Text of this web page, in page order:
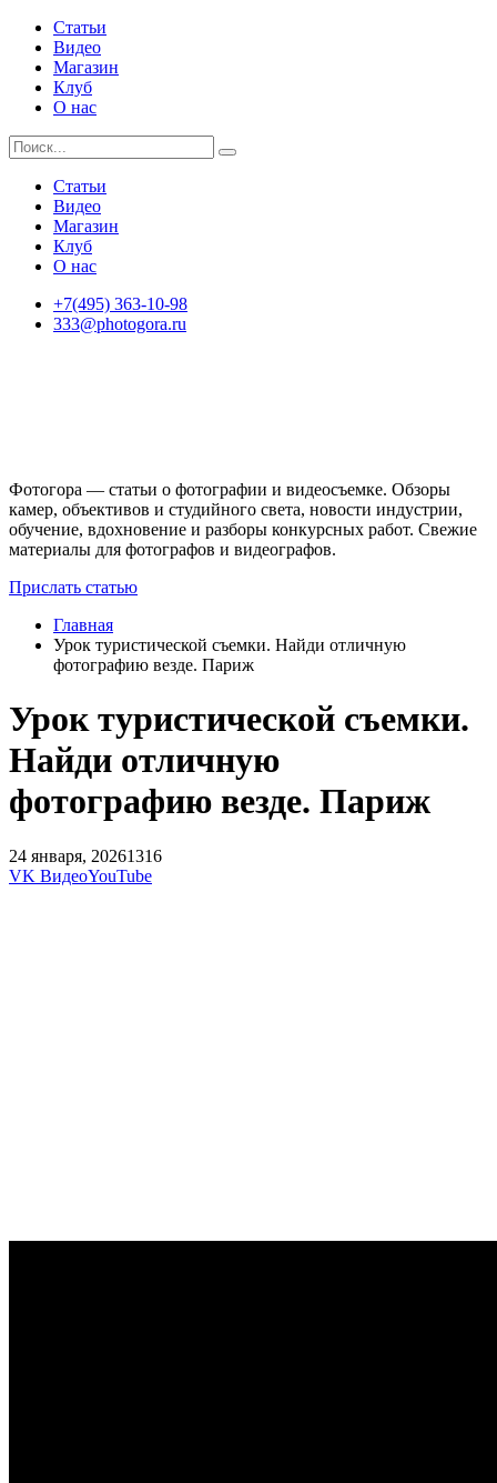
Статьи
Видео
Магазин
Клуб
О нас
Статьи
Видео
Магазин
Клуб
О нас
+7(495) 363-10-98
333@photogora.ru
Фотогора — статьи о фотографии и видеосъемке. Обзоры
камер, объективов и студийного света, новости индустрии,
обучение, вдохновение и разборы конкурсных работ. Свежие
материалы для фотографов и видеографов.
Прислать статью
Главная
Урок туристической съемки. Найди отличную
фотографию везде. Париж
Урок туристической съемки.
Найди отличную
фотографию везде. Париж
24 января, 20261316
VK ВидеоYouTube